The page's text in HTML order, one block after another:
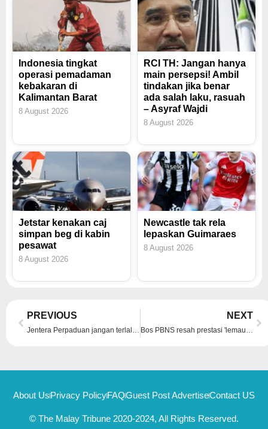
Indonesia tingkat
operasi pemadaman
kebakaran di
Kalimantan Barat
8 August 2026
RCI TH: Jangan hanya
main persepsi! Ambil
tindakan jika benar
ada salah laku, rasuah
– Asyraf Wajdi
8 August 2026
Jetstar kenakan caj
simpan beg di kabin
pesawat
8 August 2026
Newcastle tak rela
lepaskan Guimaraes
8 August 2026
Prev
PREVIOUS NEXT
About Us Privacy PolicyFAQGuest Post AdvertiseContact US
© The Malay Tribune 2020-2024, All Rights Reserved.